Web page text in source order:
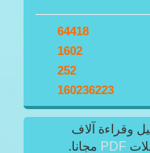
64418
1602
252
160236223
وقراءة آلاف
PDF مجانا.